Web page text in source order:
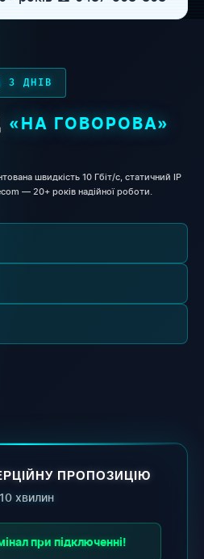
3 ДНІВ
«НА ГОВОРОВА»
швидкість 10 Гбіт/с, статичний IP
— 20+ років надійної роботи.
ПРОПОЗИЦІЮ
хвилин
при підключенні!